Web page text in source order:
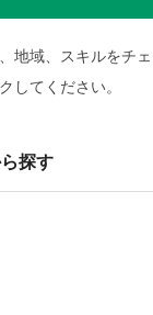
地域、スキルをチ
してください。
探す